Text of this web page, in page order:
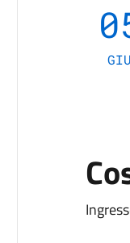
GIU